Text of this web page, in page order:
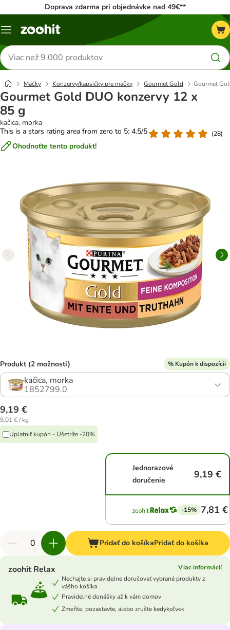
Doprava zdarma pri objednávke nad 49€**
Kategórie
Hľadať
produkty
Mačky Konzervy/kapsičky pre mačky Gourmet Gold Gourmet
Gourmet Gold DUO konzervy 12 x
85 g
kačica, morka
This is a stars rating area from zero to 5: 4.5/5
(28)
Ohodnoťte tento produkt!
Produkt (2 možností) % Kupón k dispozícii
kačica, morka
1852799.0
9,19 €
9,01 € / kg
Uplatniť kupón - Ušetríte -20%
Jednorazové
doručenie
9,19 €
-15% 7,81 €
Pridať do košíkaPridať do košíka
zoohit Relax
Viac informácií
Nechajte si pravidelne doručovať vybrané produkty z
vášho košíka
Pravidelné donášky až k vám domov
Zmeňte, pozastavte, alebo zrušte kedykoľvek